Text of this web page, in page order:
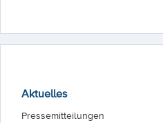
Aktuelles
Pressemitteilungen